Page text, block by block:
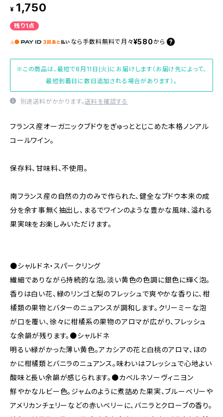
¥ 1,750
残り1点
なら 手数料無料で 月々¥580 から
※この商品は、最短で8月11日(火)にお届けします（お届け先によって、
最短到着日に数日追加される場合があります）。
別途送料がかかります。送料を確認する
フランス産オーガニックブドウをぎゅっととじこめた本格ノンアル
コールワイン。
保存料、甘味料、不使用。
南フランス産の自然の力のみで作られた、健全なブドウ本来の成
分を余す事無く抽出し、まるでワインのような豊かな風味、溢れる
果実味をお楽しみいただけます。
●シャルドネ・スパークリング
繊細でありながら持続的な泡。淡い黄色の色調に銀色に輝く泡。
香りは白い花、緑のリンゴと梨のフレッシュで爽やかな香りに、柑
橘類の果物とバターのニュアンスが調和します。クリーミーな泡
が口を覆い、徐々に柑橘系の果物のアロマが広がり、フレッシュ
な余韻が残ります。●シャルドネ
明るい緑がかった薄い黄色。アカシアの花と白桃のアロマ、ほの
かに柑橘類とバニラのニュアンス。味わいはフレッシュで心地よい
酸味と長い余韻が感じられます。●カベルネソーヴィニヨン
鮮やかなルビー色。ジャムのように煮詰めた果実、ブルーベリーや
アメリカンチェリーなどの赤いベリーに、バニラとクローブの香り。